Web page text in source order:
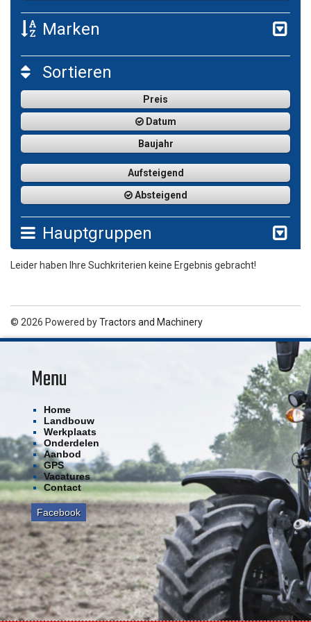
Marken
Sortieren
Preis
Datum
Baujahr
Aufsteigend
Absteigend
Hauptgruppen
Leider haben Ihre Suchkriterien keine Ergebnis gebracht!
© 2026 Powered byTractors and Machinery
Menu
Home
Landbouw
Werkplaats
Onderdelen
Aanbod
GPS
Vacatures
Contact
Facebook